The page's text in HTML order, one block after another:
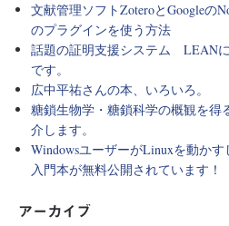
文献管理ソフトZoteroとGoogleの
のプラグインを使う方法
話題の証明支援システム LEAN
です。
広中平祐さんの本、いろいろ。
糖鎖生物学・糖鎖科学の概観を得
介します。
WindowsユーザーがLinuxを動か
入門本が無料公開されています！
アーカイブ